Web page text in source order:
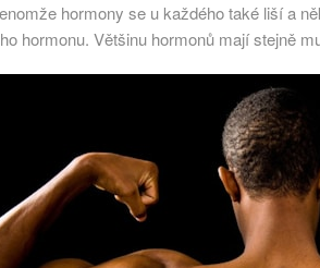
hormony se u každého také liší a
hormonu. Většinu hormonů mají stejně